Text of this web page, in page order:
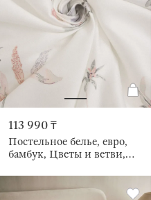
113 990 ₸
Постельное белье, евро,
бамбук, Цветы и ветви,